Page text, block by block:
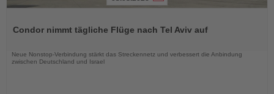
die
Condor nimmt tägliche Flüge nach Tel Aviv auf
Neue Nonstop-Verbindung stärkt das Streckennetz und verbessert die Anbindung
zwischen Deutschland und Israel